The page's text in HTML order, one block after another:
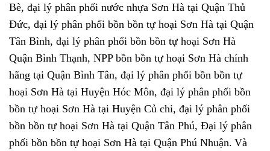
Bè, đại lý phân phối nước nhựa Sơn Hà tại Quận Thủ
Đức, đại lý phân phối bồn bồn tự hoại Sơn Hà tại Quận
Tân Bình, đại lý phân phối bồn bồn tự hoại Sơn Hà
Quận Bình Thạnh, NPP bồn bồn tự hoại Sơn Hà chính
hãng tại Quận Bình Tân, đại lý phân phối bồn bồn tự
hoại Sơn Hà tại Huyện Hóc Môn, đại lý phân phối bồn
bồn tự hoại Sơn Hà tại Huyện Củ chi, đại lý phân phối
bồn bồn tự hoại Sơn Hà tại Quận Tân Phú, Đại lý phân
phối bồn bồn tự hoại Sơn Hà tại Quận Phú Nhuận. Và